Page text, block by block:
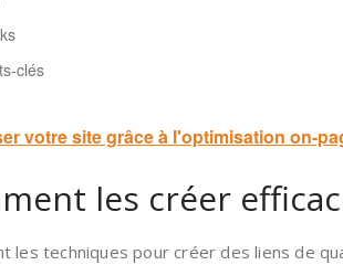
clés
votre site grâce à l'optimisation on-
les créer
les techniques pour créer des liens de